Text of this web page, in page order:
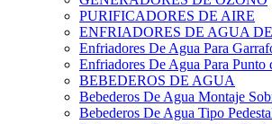
PURIFICADORES DE AIRE
ENFRIADORES DE AGUA
Enfriadores De Agua Para
Enfriadores De Agua Para Punto
BEBEDEROS DE AGUA
Bebederos De Agua Montaje
Bebederos De Agua Tipo